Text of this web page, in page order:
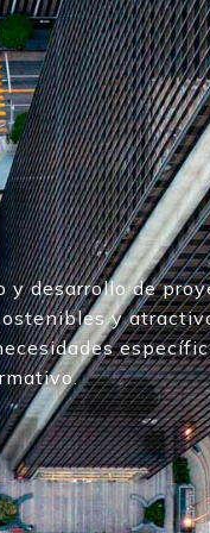
desarrollo de
y